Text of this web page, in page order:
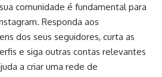
comunidade é fundamental para
Responda aos
dos seus seguidores, curta as
e siga outras contas relevantes
a criar uma rede de